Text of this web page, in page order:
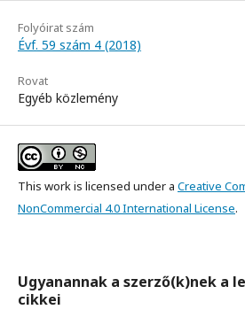
Folyóirat szám
Évf. 59 szám 4 (2018)
Rovat
Egyéb közlemény
This work is licensed under a Creative
NonCommercial 4.0 International License.
Ugyanannak a szerző(k)nek a
cikkei